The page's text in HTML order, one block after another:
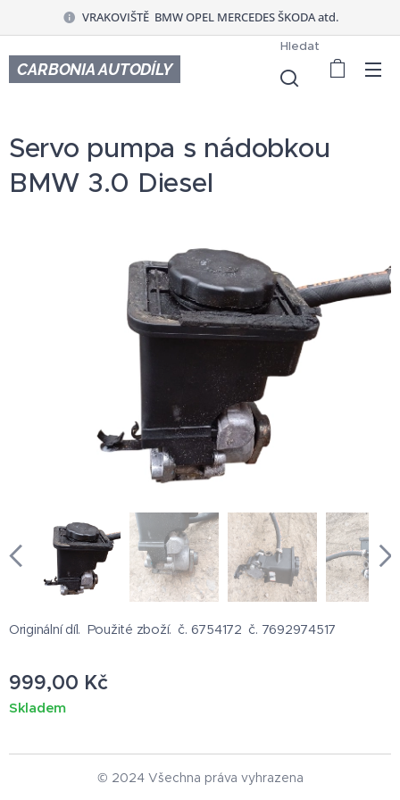
VRAKOVIŠTĚ BMW OPEL MERCEDES ŠKODA atd.
CARBONIA AUTODÍLY
Hledat
Servo pumpa s nádobkou
BMW 3.0 Diesel
Originální díl. Použité zboží. č. 6754172 č. 7692974517
999,00 Kč
Skladem
© 2024 Všechna práva vyhrazena